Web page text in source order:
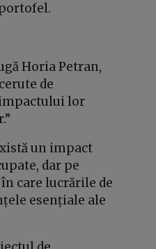
Horia Petran,
de
lor
un impact
dar pe
care lucrările de
esențiale ale